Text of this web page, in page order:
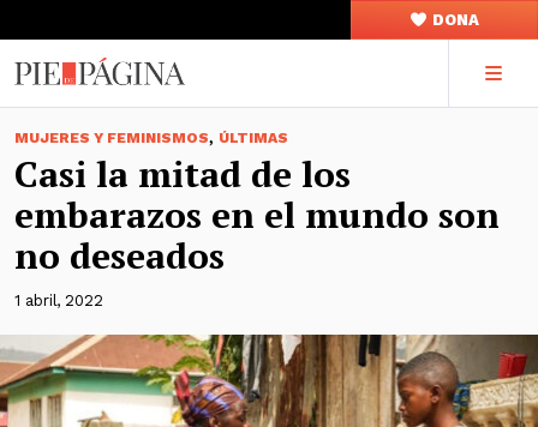
DONA
MUJERES Y FEMINISMOS, ÚLTIMAS
Casi la mitad de los
embarazos en el mundo son
no deseados
1 abril, 2022